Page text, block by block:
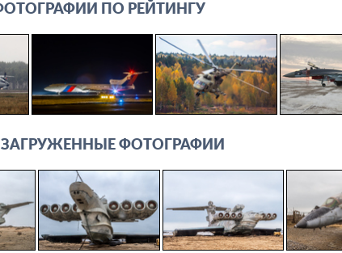
ПО РЕЙТИНГУ
ФОТОГРАФИИ